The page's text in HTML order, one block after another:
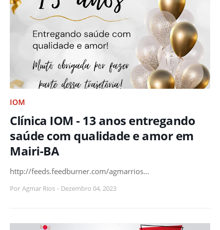
IOM
Clínica IOM - 13 anos entregando
saúde com qualidade e amor em
Mairi-BA
http://feeds.feedburner.com/agmarrios…
Por Agmar Rios - Dezembro 04, 2023